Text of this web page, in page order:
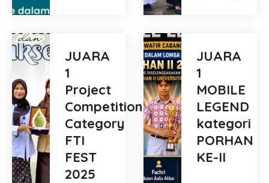
JUARA
1
Project
Competition
Category
FTI
FEST
2025
JUARA
1
MOBILE
LEGEND
kategori
PORHAN
KE-II